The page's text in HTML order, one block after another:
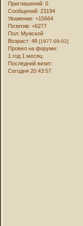
Приглашений: 0
Сообщений: 23194
Уважение: +15664
Позитив: +6277
Пол: Мужской
Возраст: 48[1977-09-02]
Провел на форуме:
1 год 1 месяц
Последний визит:
Сегодня 20:43:57